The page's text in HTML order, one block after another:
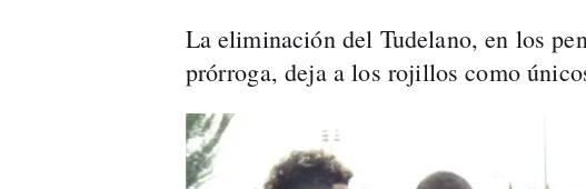
La eliminación del Tudelano, en los
prórroga, deja a los rojillos como